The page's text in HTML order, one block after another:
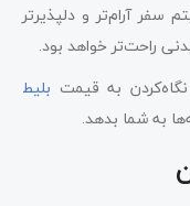
سفر آرام‌تر و دلپذیرتر
راحت‌تر خواهد بود.
به قیمت بلیط
به شما بدهد.